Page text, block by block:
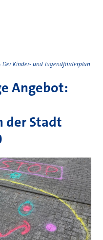
Kinder- und Jugendförderplan
Angebot:
der Stadt